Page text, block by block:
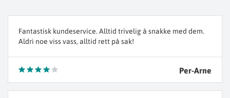
Fantastisk kundeservice. Alltid trivelig å snakke med dem.
Aldri noe viss vass, alltid rett på sak!
Per-Arne